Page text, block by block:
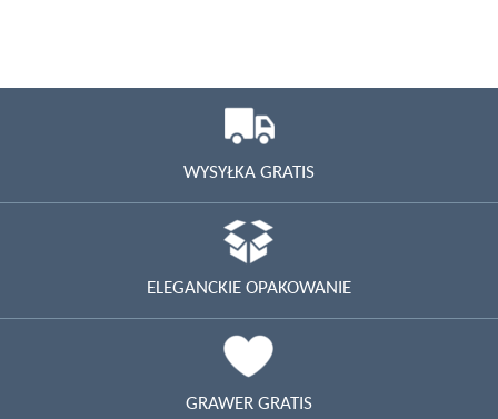
WYSYŁKA GRATIS
ELEGANCKIE OPAKOWANIE
GRAWER GRATIS